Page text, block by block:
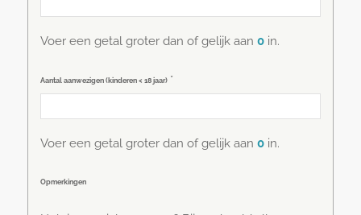
Voer een getal groter dan of gelijk aan 0in.
Aantal aanwezigen (kinderen < 18 jaar) *
Voer een getal groter dan of gelijk aan 0in.
Opmerkingen